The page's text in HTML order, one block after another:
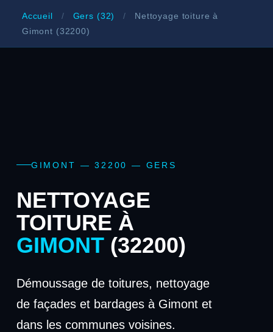
Accueil / Gers (32) /
Nettoyage toiture à
Gimont (32200)
GIMONT — 32200 — GERS
NETTOYAGE
TOITURE À
GIMONT(32200)
Démoussage de toitures, nettoyage
de façades et bardages à Gimont et
dans les communes voisines.